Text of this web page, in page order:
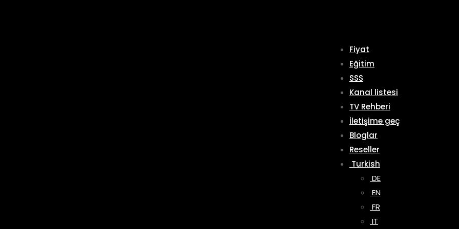
Fiyat
Eğitim
SSS
Kanal listesi
TV Rehberi
İletişime geç
Bloglar
Reseller
Turkish
DE
EN
FR
IT